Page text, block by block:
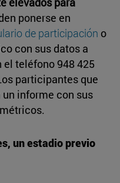
ponerse en
de participación o
con sus datos a
el teléfono 948 425
participantes que
informe con sus
un estadio previo